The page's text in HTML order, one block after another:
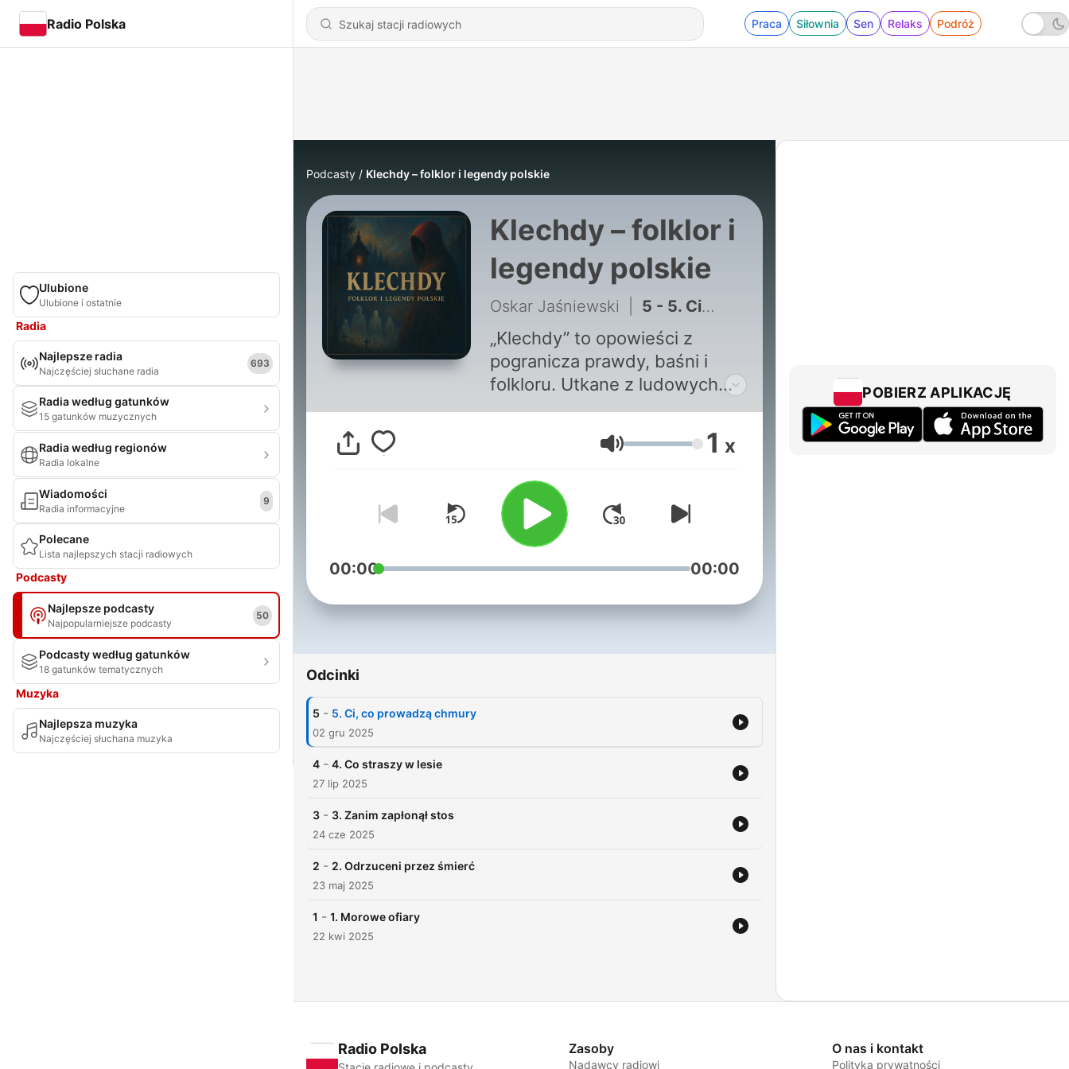
Radio Polska Praca Siłownia Sen Relaks Podróż
Ulubione
Ulubione i ostatnie
Radia
Najlepsze radia
Najczęściej słuchane radia
693
Radia według gatunków
15 gatunków muzycznych
Radia według regionów
Radia lokalne
Wiadomości
Radia informacyjne
9
Polecane
Lista najlepszych stacji radiowych
Podcasty
Najlepsze podcasty
Najpopularniejsze podcasty
50
Podcasty według gatunków
18 gatunków tematycznych
Muzyka
Najlepsza muzyka
Najczęściej słuchana muzyka
Podcasty Klechdy – folklor i legendy polskie
Klechdy – folklor i
legendy polskie
Oskar Jaśniewski 5 - 5. Ci, co prowadzą chmury
„Klechdy” to opowieści z
pogranicza prawdy, baśni i
folkloru. Utkane z ludowych
wierzeń, zapomnianych
notatek etnografów i
pożółkłych kart archiwów. To
historie z ust tych, którzy
naprawdę wierzyli.
Opowiedziane na nowo — by
nie odeszły razem z nimi.
Każdy odcinek to osobna
co przez lata przemilczane,
cień. Ale nigdy naprawdę nie
Głośność 1 x
00:00 00:00
Odcinki
5 - 5. Ci, co prowadzą chmury
02 gru 2025
4 - 4. Co straszy w lesie
27 lip 2025
3 - 3. Zanim zapłonął stos
24 cze 2025
2 - 2. Odrzuceni przez śmierć
23 maj 2025
1 - 1. Morowe ofiary
22 kwi 2025
POBIERZ APLIKACJĘ
Radio Polska Zasoby
Nadawcy radiowi
O nas i kontakt
Polityka prywatności